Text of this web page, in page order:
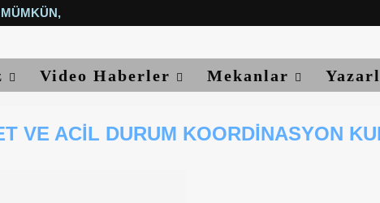
YETER...
Video Haberler Mekanlar
VE ACIL DURUM KOORDINASYON